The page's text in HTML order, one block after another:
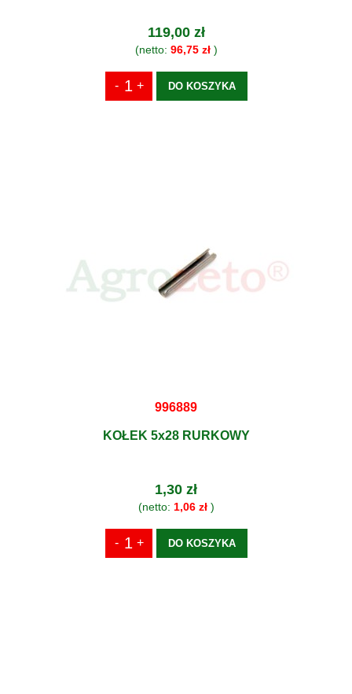
119,00 zł
(netto: 96,75 zł)
DO KOSZYKA
996889
KOŁEK 5x28 RURKOWY
1,30 zł
(netto: 1,06 zł)
DO KOSZYKA